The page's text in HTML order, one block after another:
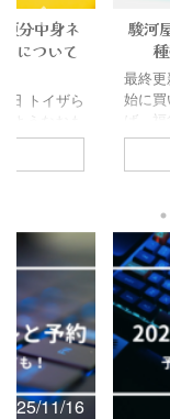
ら
こ
べ
さ
ら
駿河屋福袋
種類や購
最終更新日：
始に買いたくな
ば…福袋ですよ
種類が多く、ゲ
にはとどまりま
駿河屋福袋
報に加え、種類
やすくまとめま
屋福袋2025の
袋2025は楽天
屋福袋2025の種
2025の中身やネ
袋過去の内 ...
11/16